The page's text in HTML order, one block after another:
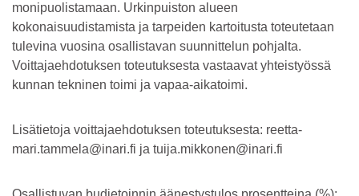
monipuolistamaan. Urkinpuiston alueen
kokonaisuudistamista ja tarpeiden kartoitusta toteutetaan
tulevina vuosina osallistavan suunnittelun pohjalta.
Voittajaehdotuksen toteutuksesta vastaavat yhteistyössä
kunnan tekninen toimi ja vapaa-aikatoimi.
Lisätietoja voittajaehdotuksen toteutuksesta: reetta-
mari.tammela@inari.fi ja tuija.mikkonen@inari.fi